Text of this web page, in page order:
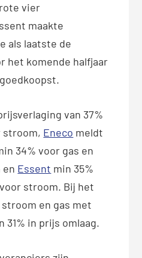
vier
maakte
als laatste de
het komende halfjaar
van 37%
stroom, Eneco meldt
34% voor gas en
en Essent min 35%
stroom. Bij het
stroom en gas met
31% in prijs omlaag.